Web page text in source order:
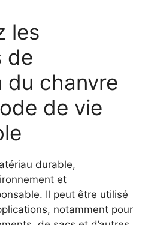
les
de
du chanvre
de vie
durable,
et
Il peut être utilisé
notamment pour